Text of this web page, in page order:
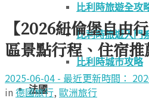
比利時旅遊全攻
比利時旅遊入門
比利時城市攻略
法國
【2026紐倫堡自由
區景點行程、住宿
2025-06-04 - 最近更新時間：
in 德國旅行, 歐洲旅行